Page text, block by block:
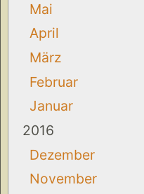
Mai
April
März
Februar
Januar
2016
Dezember
November